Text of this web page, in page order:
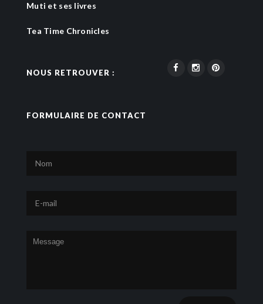
Muti et ses livres
Tea Time Chronicles
NOUS RETROUVER :
FORMULAIRE DE CONTACT